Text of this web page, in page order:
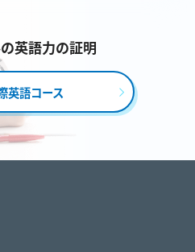
英語力の証明
英語コース